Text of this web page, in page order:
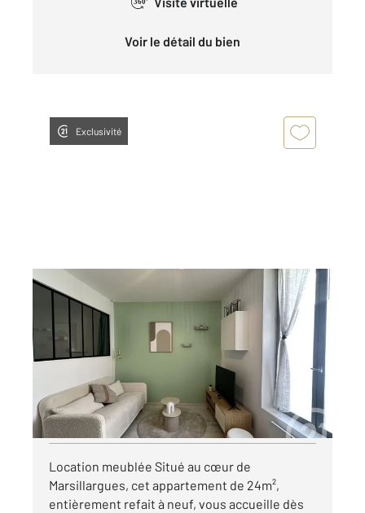
360°
Voir le détail du bien
Exclusivité
MARSILLARGUES 34
23,90 m , 2 pièces
Ref : 53947
Appartement F1 Bis à louer
600 €
par mois charges comprises
Visiter le site dédié
Location meublée Situé au cœur de
Marsillargues, cet appartement de 24m²,
entièrement refait à neuf, vous accueille dès